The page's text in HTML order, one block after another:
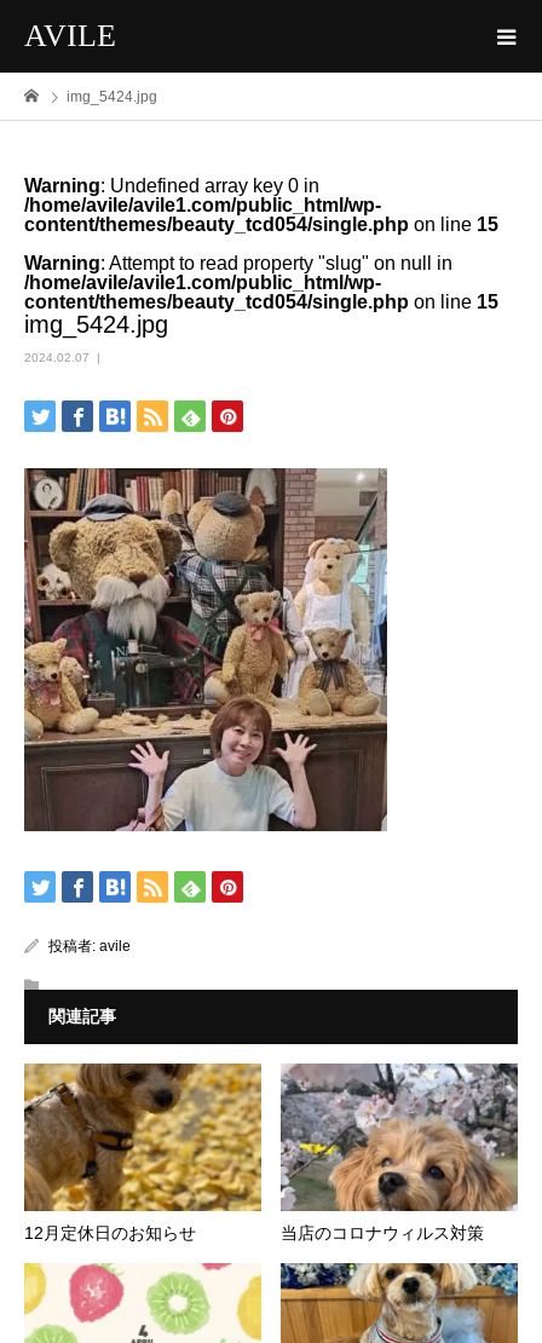
AVILE
img_5424.jpg
Warning: Undefined array key 0 in
/home/avile/avile1.com/public_html/wp-
content/themes/beauty_tcd054/single.php on line 15
Warning: Attempt to read property "slug" on null in
/home/avile/avile1.com/public_html/wp-
content/themes/beauty_tcd054/single.php on line 15
img_5424.jpg
2024.02.07
投稿者: avile
関連記事
12月定休日のお知らせ ️当店のコロナウィルス対策